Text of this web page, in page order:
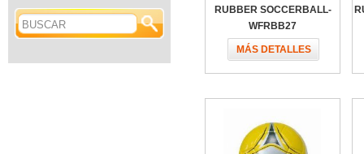
RUBBER SOCCERBALL-
WFRBB27
MÁS DETALLES